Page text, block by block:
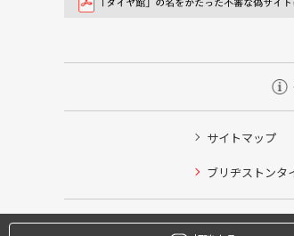
サイトマップ
ブリヂストンタ
タイヤ点検・安全点検/タイヤ履き
クローク契約会員専用タイヤ履き替
本日のタイヤ履き替え順番待ち予約